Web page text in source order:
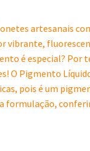
artesanais
vibrante,
é especial? Por
O Pigmento
pois é um
formulação,